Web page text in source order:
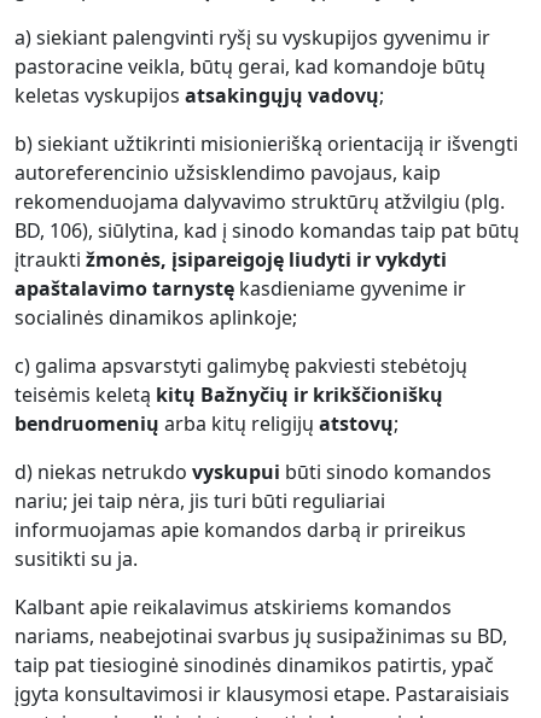
a) siekiant palengvinti ryšį su vyskupijos gyvenimu ir
pastoracine veikla, būtų gerai, kad komandoje būtų
keletas vyskupijos atsakingųjų vadovų;
b) siekiant užtikrinti misionierišką orientaciją ir išvengti
autoreferencinio užsisklendimo pavojaus, kaip
rekomenduojama dalyvavimo struktūrų atžvilgiu (plg.
BD, 106), siūlytina, kad į sinodo komandas taip pat būtų
įtraukti žmonės, įsipareigoję liudyti ir vykdyti
apaštalavimo tarnystę kasdieniame gyvenime ir
socialinės dinamikos aplinkoje;
c) galima apsvarstyti galimybę pakviesti stebėtojų
teisėmis keletą kitų Bažnyčių ir krikščioniškų
bendruomenių arba kitų religijų atstovų;
d) niekas netrukdo vyskupui būti sinodo komandos
nariu; jei taip nėra, jis turi būti reguliariai
informuojamas apie komandos darbą ir prireikus
susitikti su ja.
Kalbant apie reikalavimus atskiriems komandos
nariams, neabejotinai svarbus jų susipažinimas su BD,
taip pat tiesioginė sinodinės dinamikos patirtis, ypač
įgyta konsultavimosi ir klausymosi etape. Pastaraisiais